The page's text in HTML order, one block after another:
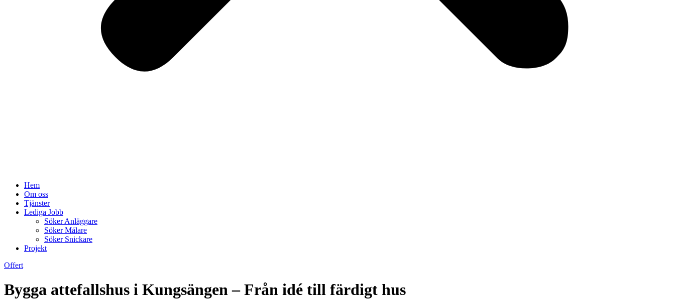
Hem
Om oss
Tjänster
Lediga Jobb
Söker Anläggare
Söker Målare
Söker Snickare
Projekt
Offert
Bygga attefallshus i Kungsängen – Från idé till färdigt hus